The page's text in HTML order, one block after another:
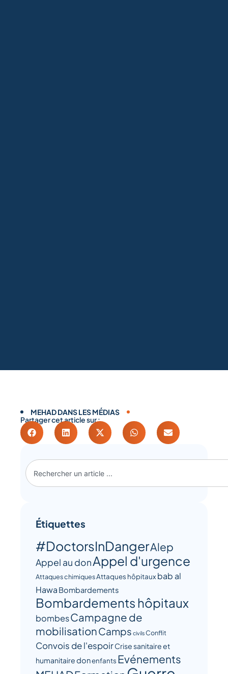
MEHAD DANS LES MÉDIAS
Partager cet article sur :
Étiquettes
#DoctorsInDangerAlep
Appel au donAppel d'urgence
Attaques chimiquesAttaques hôpitaux bab al
Hawa Bombardements
Bombardements hôpitaux
bombesCampagne de
mobilisationCamps civilsConflit
Convois de l'espoirCrise sanitaire et
humanitairedonenfants Evénements